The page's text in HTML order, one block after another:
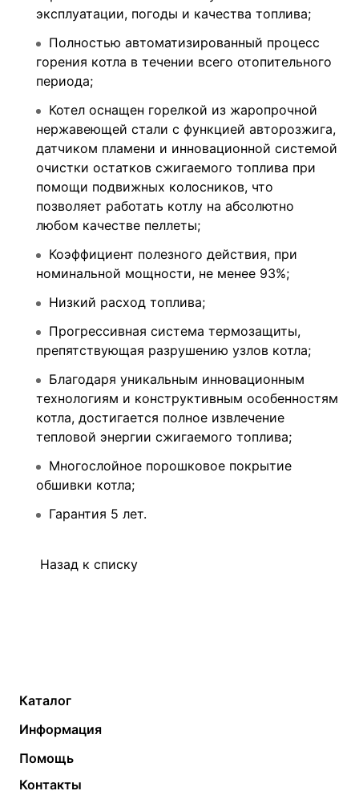
эксплуатации, погоды и качества топлива;
Полностью автоматизированный процесс
горения котла в течении всего отопительного
периода;
Котел оснащен горелкой из жаропрочной
нержавеющей стали с функцией авторозжига,
датчиком пламени и инновационной системой
очистки остатков сжигаемого топлива при
помощи подвижных колосников, что
позволяет работать котлу на абсолютно
любом качестве пеллеты;
Коэффициент полезного действия, при
номинальной мощности, не менее 93%;
Низкий расход топлива;
Прогрессивная система термозащиты,
препятствующая разрушению узлов котла;
Благодаря уникальным инновационным
технологиям и конструктивным особенностям
котла, достигается полное извлечение
тепловой энергии сжигаемого топлива;
Многослойное порошковое покрытие
обшивки котла;
Гарантия 5 лет.
Назад к списку
Каталог
Твердотопливные котлы
Электрические котлы
Банные печи
Теплый пол
Радиаторы
Насосы
Информация
Контакты
Статьи
Помощь
Контакты